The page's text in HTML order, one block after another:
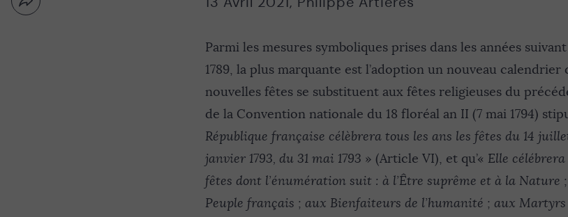
Nouvelle
Partager
Parmi les mesures symboliques prises dans les années
1789, la plus marquante est l’adoption un nouveau calendrier
nouvelles fêtes se substituent aux fêtes religieuses du
de la Convention nationale du 18 floréal an II (7 mai 1794)
République française célèbrera tous les ans les fêtes du 14 juillet
janvier 1793, du 31 mai 1793 » (Article VI), et qu’« Elle
fêtes dont l’énumération suit : à l’Être suprême et à la
Peuple français ; aux Bienfaiteurs de l’humanité ; aux